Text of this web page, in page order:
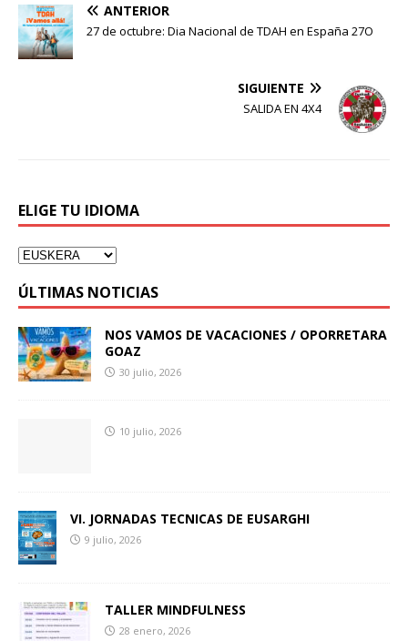
ANTERIOR
27 de octubre: Dia Nacional de TDAH en España 27O
SIGUIENTE
SALIDA EN 4X4
ELIGE TU IDIOMA
ÚLTIMAS NOTICIAS
NOS VAMOS DE VACACIONES / OPORRETARA
GOAZ
30 julio, 2026
10 julio, 2026
VI. JORNADAS TECNICAS DE EUSARGHI
9 julio, 2026
TALLER MINDFULNESS
28 enero, 2026